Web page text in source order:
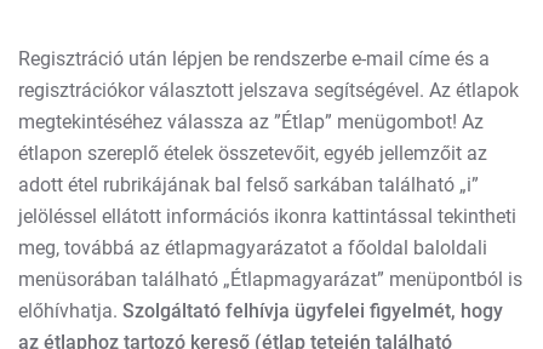
Regisztráció után lépjen be rendszerbe e-mail címe és a
regisztrációkor választott jelszava segítségével. Az étlapok
megtekintéséhez válassza az ”Étlap” menügombot! Az
étlapon szereplő ételek összetevőit, egyéb jellemzőit az
adott étel rubrikájának bal felső sarkában található „i”
jelöléssel ellátott információs ikonra kattintással tekintheti
meg, továbbá az étlapmagyarázatot a főoldal baloldali
menüsorában található „Étlapmagyarázat” menüpontból is
előhívhatja. Szolgáltató felhívja ügyfelei figyelmét, hogy
az étlaphoz tartozó kereső (étlap tetején található